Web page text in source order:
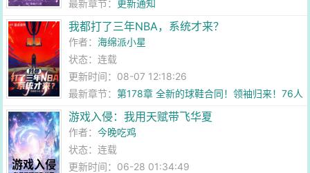
最新章节： 更新通知
我都打了三年NBA，系统才来？
作者：海绵派小星
状态：连载
更新时间：08-07 12:18:26
最新章节：第178章 全新的球鞋合同！领袖归来！76人
的全新阵容！【求订阅！】
游戏入侵：我用天赋带飞华夏
作者：今晚吃鸡
状态：连载
更新时间：06-28 01:34:49